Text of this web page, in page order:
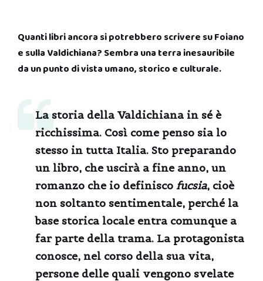
Quanti libri ancora si potrebbero scrivere su Foiano
e sulla Valdichiana? Sembra una terra inesauribile
da un punto di vista umano, storico e culturale.
La storia della Valdichiana in sé è
ricchissima. Così come penso sia lo
stesso in tutta Italia. Sto preparando
un libro, che uscirà a fine anno, un
romanzo che io definisco fucsia, cioè
non soltanto sentimentale, perché la
base storica locale entra comunque a
far parte della trama. La protagonista
conosce, nel corso della sua vita,
persone delle quali vengono svelate